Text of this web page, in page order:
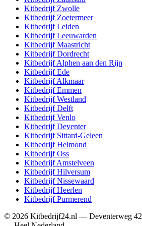
Kitbedrijf Zwolle
Kitbedrijf Zoetermeer
KitbedrijfLeiden
KitbedrijfLeeuwarden
KitbedrijfMaastricht
KitbedrijfDordrecht
KitbedrijfAlphen aan den Rijn
KitbedrijfEde
KitbedrijfAlkmaar
KitbedrijfEmmen
KitbedrijfWestland
KitbedrijfDelft
KitbedrijfVenlo
KitbedrijfDeventer
Kitbedrijf Sittard-Geleen
KitbedrijfHelmond
KitbedrijfOss
KitbedrijfAmstelveen
KitbedrijfHilversum
KitbedrijfNissewaard
KitbedrijfHeerlen
KitbedrijfPurmerend
© 2026 Kitbedrijf24.nl — Deventerweg 42